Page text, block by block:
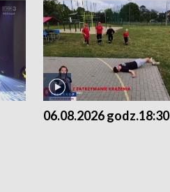
06.08.2026 godz.18:30